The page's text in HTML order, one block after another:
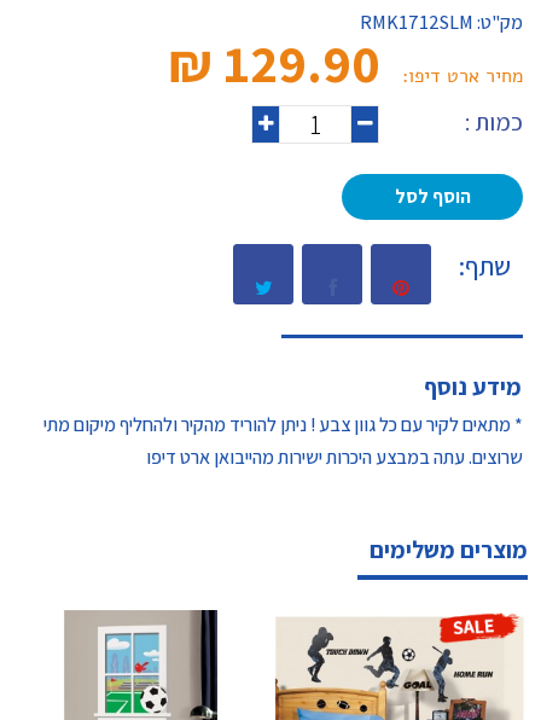
מק"ט:RMK1712SLM
מחיר ארט דיפו: 129.90 ₪‎
כמות :
הוסף לסל
שתף:
מידע נוסף
* מתאים לקיר עם כל גוון צבע ! ניתן להוריד מהקיר ולהחליף מיקום מתי
שרוצים. עתה במבצע היכרות ישירות מהייבואן ארט דיפו
מוצרים משלימים